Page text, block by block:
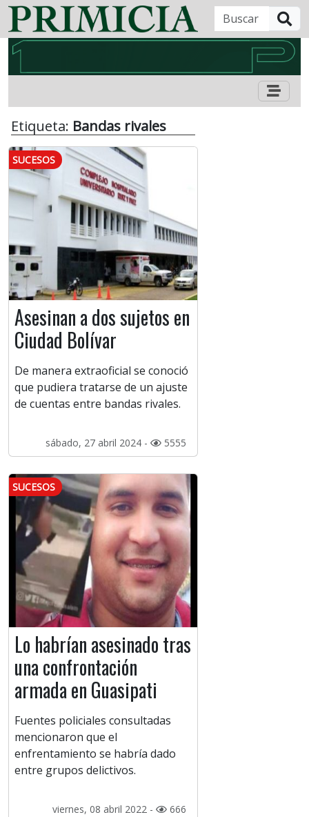
Etiqueta: Bandas rivales
SUCESOS
Asesinan a dos sujetos en
Ciudad Bolívar
De manera extraoficial se conoció
que pudiera tratarse de un ajuste
de cuentas entre bandas rivales.
sábado, 27 abril 2024 - 5555
SUCESOS
Lo habrían asesinado tras
una confrontación
armada en Guasipati
Fuentes policiales consultadas
mencionaron que el
enfrentamiento se habría dado
entre grupos delictivos.
viernes, 08 abril 2022 - 666